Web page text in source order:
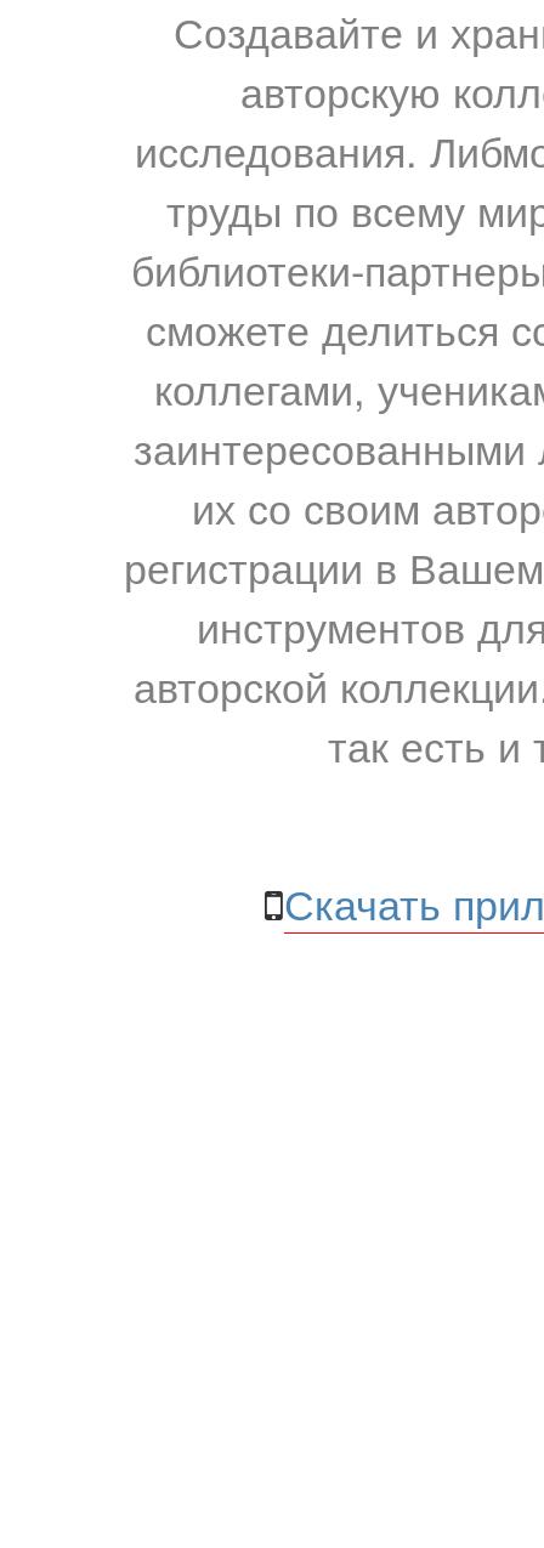
Создавайте и
авторскую
исследования.
труды по всему
библиотеки-
сможете делиться
коллегами,
их со своим
регистрации в
инструментов
авторской
так есть и
Скачать